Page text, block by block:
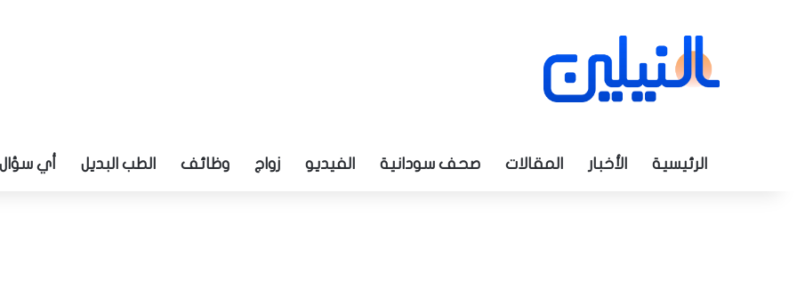
الرئيسية الأخبار المقالات صحف سودانية الفيديو زواج وظائف الطب البديل أي سؤال